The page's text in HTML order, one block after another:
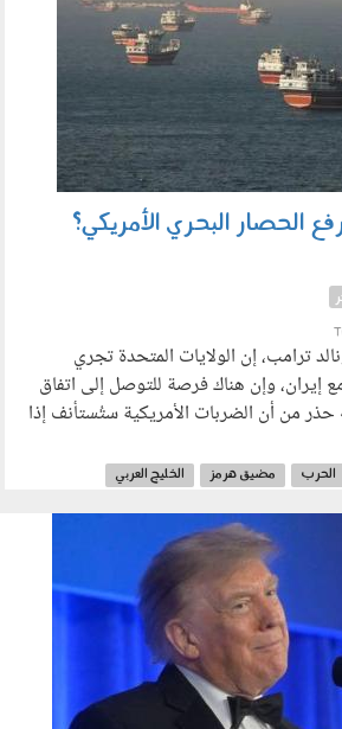
الحصار البحري الأمريكي؟
ترامب، إن الولايات المتحدة تجري
إيران، وإن هناك فرصة للتوصل إلى اتفاق
حذر من أن الضربات الأمريكية ستُستأنف إذا
الحرب مضيق هرمز
الخليج العربي